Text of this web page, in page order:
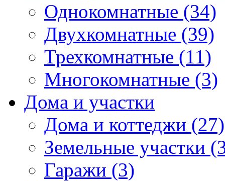
Однокомнатные (34)
Двухкомнатные (39)
Трехкомнатные (11)
Многокомнатные (3)
Дома и участки
Дома и коттеджи (27)
Земельные участки
Гаражи (3)